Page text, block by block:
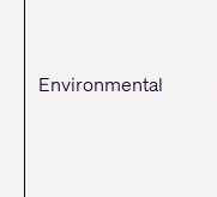
Environmental